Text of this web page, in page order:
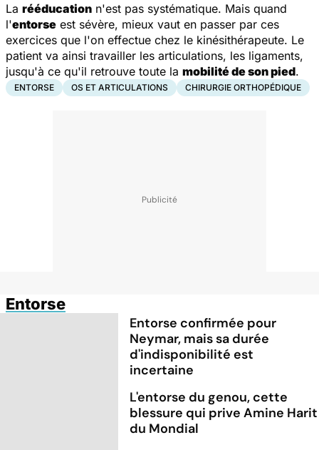
La rééducation n'est pas systématique. Mais quand
l'entorse est sévère, mieux vaut en passer par ces
exercices que l'on effectue chez le kinésithérapeute. Le
patient va ainsi travailler les articulations, les ligaments,
jusqu'à ce qu'il retrouve toute la mobilité de son pied.
ENTORSE OS ET ARTICULATIONS CHIRURGIE ORTHOPÉDIQUE
Entorse
Entorse confirmée pour
Neymar, mais sa durée
d'indisponibilité est
incertaine
L'entorse du genou, cette
blessure qui prive Amine Harit
du Mondial